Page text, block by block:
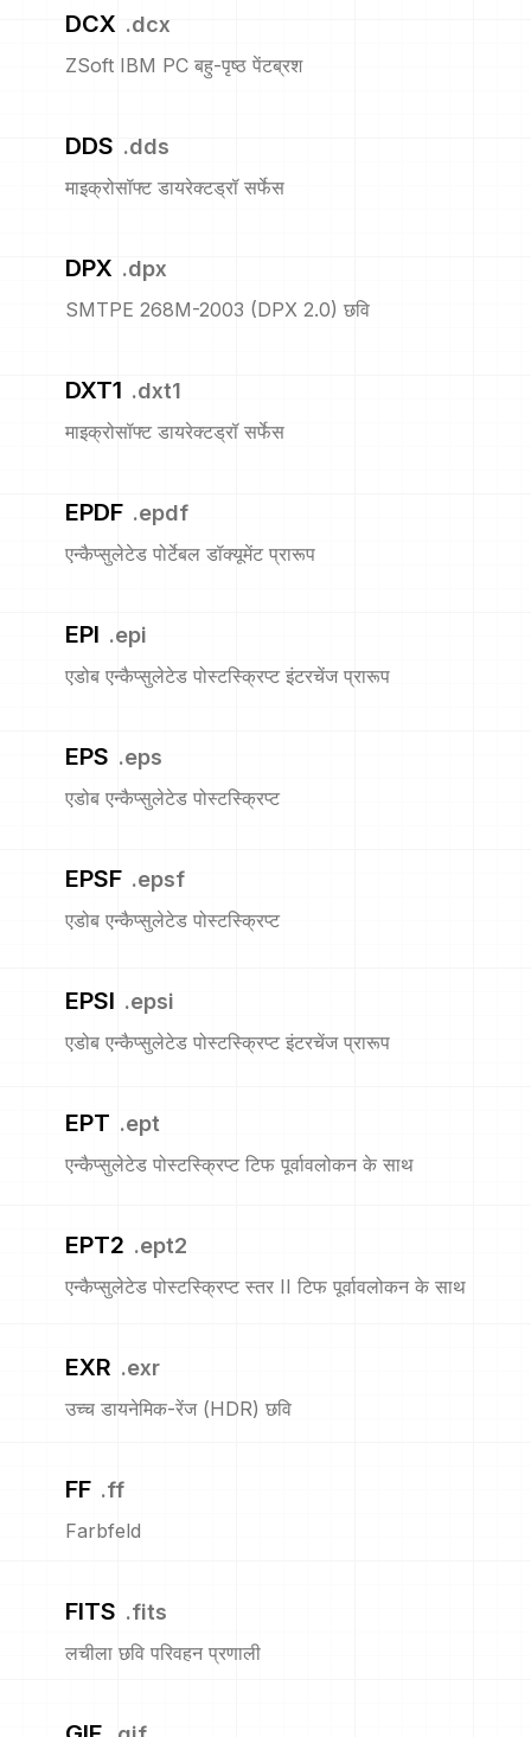
DCX .dcx
ZSoft IBM PC बहु-पृष्ठ पेंटब्रश
DDS .dds
माइक्रोसॉफ्ट डायरेक्टड्रॉ सर्फेस
DPX .dpx
SMTPE 268M-2003 (DPX 2.0) छवि
DXT1 .dxt1
माइक्रोसॉफ्ट डायरेक्टड्रॉ सर्फेस
EPDF .epdf
एन्कैप्सुलेटेड पोर्टेबल डॉक्यूमेंट प्रारूप
EPI .epi
एडोब एन्कैप्सुलेटेड पोस्टस्क्रिप्ट इंटरचेंज प्रारूप
EPS .eps
एडोब एन्कैप्सुलेटेड पोस्टस्क्रिप्ट
EPSF .epsf
एडोब एन्कैप्सुलेटेड पोस्टस्क्रिप्ट
EPSI .epsi
एडोब एन्कैप्सुलेटेड पोस्टस्क्रिप्ट इंटरचेंज प्रारूप
EPT .ept
एन्कैप्सुलेटेड पोस्टस्क्रिप्ट टिफ पूर्वावलोकन के साथ
EPT2 .ept2
एन्कैप्सुलेटेड पोस्टस्क्रिप्ट स्तर II टिफ पूर्वावलोकन के साथ
EXR .exr
उच्च डायनेमिक-रेंज (HDR) छवि
FF .ff
Farbfeld
FITS .fits
लचीला छवि परिवहन प्रणाली